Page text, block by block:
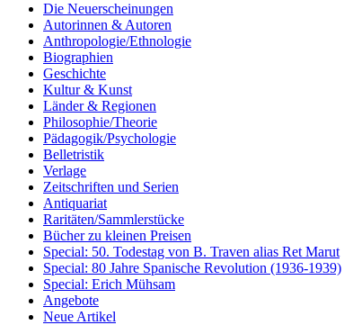
Die Neuerscheinungen
Autorinnen & Autoren
Anthropologie/Ethnologie
Biographien
Geschichte
Kultur & Kunst
Länder & Regionen
Philosophie/Theorie
Pädagogik/Psychologie
Belletristik
Verlage
Zeitschriften und Serien
Antiquariat
Raritäten/Sammlerstücke
Bücher zu kleinen Preisen
Special: 50. Todestag von B. Traven alias Ret Marut
Special: 80 Jahre Spanische Revolution (1936-1939)
Special: Erich Mühsam
Angebote
Neue Artikel